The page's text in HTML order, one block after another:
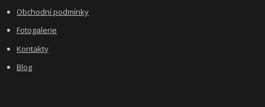
Obchodní podmínky
Fotogalerie
Kontakty
Blog